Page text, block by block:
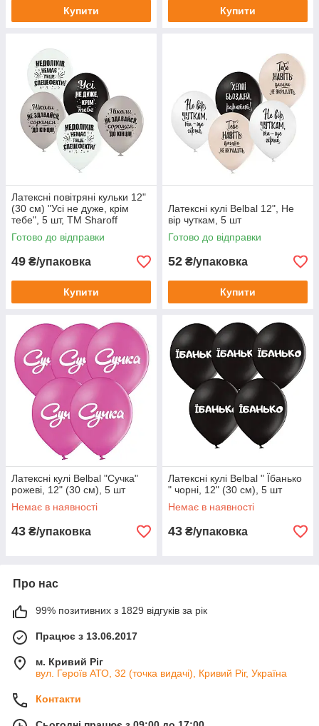
Купити Купити
Латексні повітряні кульки 12"
(30 см) "Усі не дуже, крім
тебе", 5 шт, ТМ Sharoff
Готово до відправки
49 ₴/упаковка
Купити
Латексні кулі Belbal 12", Не
вір чуткам, 5 шт
Готово до відправки
52 ₴/упаковка
Купити
Латексні кулі Belbal "Сучка"
рожеві, 12" (30 см), 5 шт
Немає в наявності
43 ₴/упаковка
Латексні кулі Belbal " Їбанько
" чорні, 12" (30 см), 5 шт
Немає в наявності
43 ₴/упаковка
Про нас
99% позитивних з 1829 відгуків за рік
Працює з 13.06.2017
м. Кривий Ріг
вул. Героїв АТО, 32 (точка видачі), Кривий Ріг, Україна
Контакти